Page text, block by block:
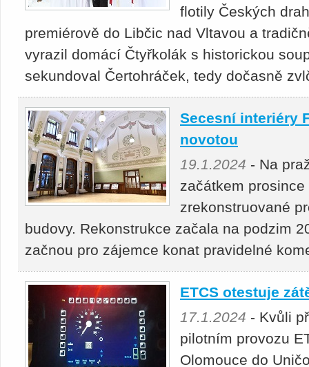
flotily Českých
premiérově do Libčic nad Vltavou a
vyrazil domácí Čtyřkolák s historickou
sekundoval Čertohráček, tedy dočasně
Secesní interiéry
novotou
19.1.2024 - Na
začátkem
zrekonstruované
budovy. Rekonstrukce začala na podzim
začnou pro zájemce konat pravidelné
ETCS otestuje
17.1.2024 - Kvůli
pilotním provozu
Olomouce do